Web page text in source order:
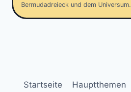
Bermudadreieck und dem Universum.
Startseite Hauptthemen